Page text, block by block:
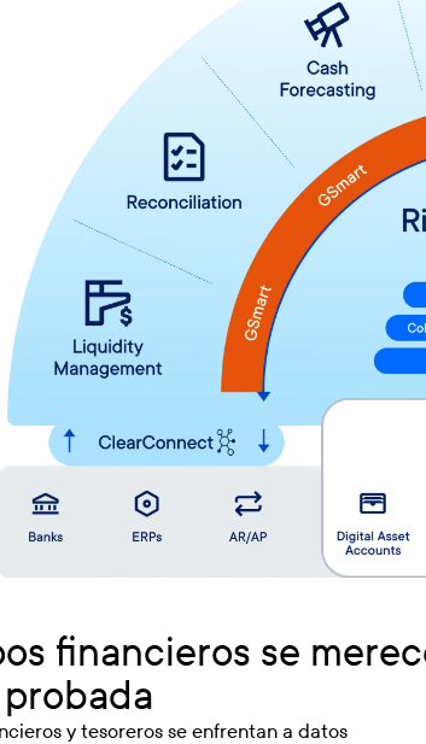
financieros se
y tesoreros se enfrentan a datos